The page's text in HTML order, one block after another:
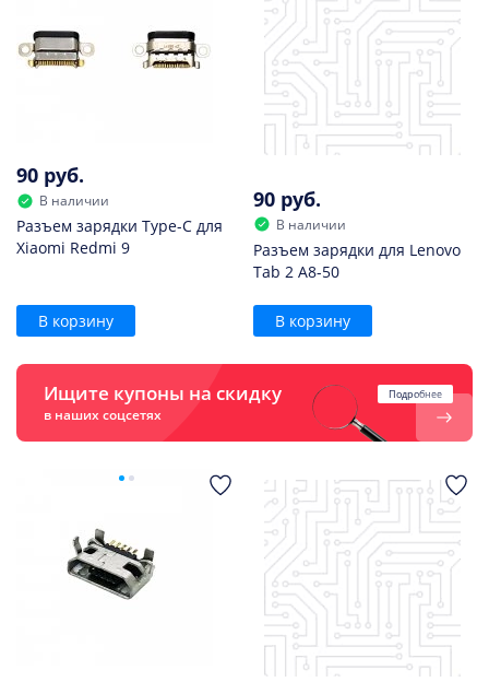
90 руб.
В наличии
Разъем зарядки Type-C для
Xiaomi Redmi 9
В корзину
90 руб.
В наличии
Разъем зарядки для Lenovo
Tab 2 A8-50
В корзину
Ищите купоны на скидку
в наших соцсетях
Подробнее